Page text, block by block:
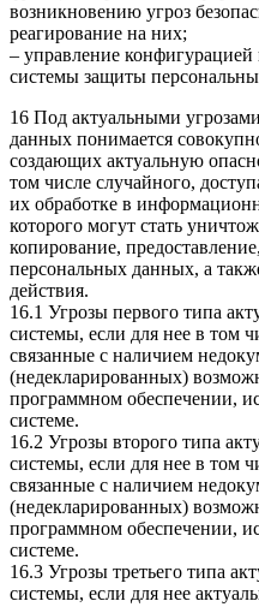
возникновению угроз
реагирование на них;
– управление
системы защиты
16 Под актуальными
данных понимается
создающих актуальную
том числе случайного,
их обработке в
которого могут стать
копирование,
персональных данных, а
действия.
16.1 Угрозы первого типа
системы, если для нее в том
связанные с наличием
(недекларированных)
программном обеспечении,
системе.
16.2 Угрозы второго типа
системы, если для нее в том
связанные с наличием
(недекларированных)
программном обеспечении,
системе.
16.3 Угрозы третьего типа
системы, если для нее